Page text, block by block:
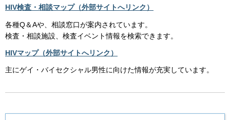
HIV検査・相談マップ（外部サイトへリンク）
各種Q＆Aや、相談窓口が案内されています。
検査・相談施設、検査イベント情報を検索できます。
HIVマップ（外部サイトへリンク）
主にゲイ・バイセクシャル男性に向けた情報が充実しています。